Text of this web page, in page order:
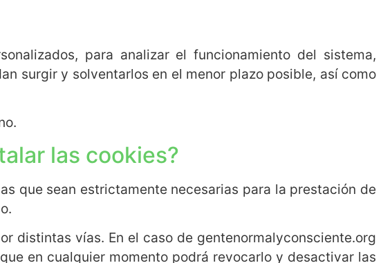
para analizar el funcionamiento del sistema,
surgir y solventarlos en el menor plazo posible, así como
las cookies?
que sean estrictamente necesarias para la prestación de
distintas vías. En el caso de gentenormalyconsciente.org
en cualquier momento podrá revocarlo y desactivar las